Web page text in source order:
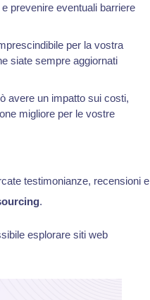
prevenire eventuali barriere
per la vostra
siate sempre aggiornati
avere un impatto sui costi,
migliore per le vostre
testimonianze, recensioni e
.
esplorare siti web